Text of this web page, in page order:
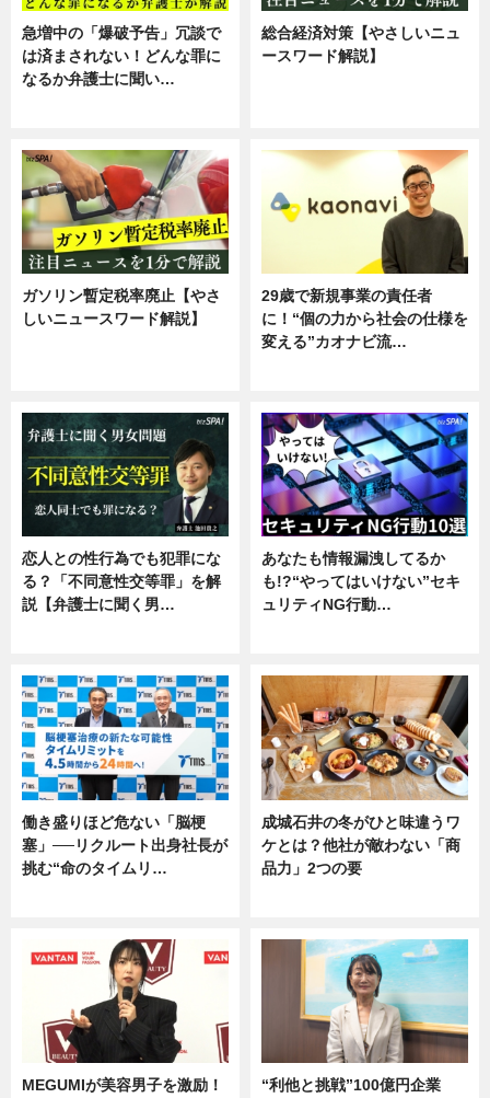
急増中の「爆破予告」冗談で
は済まされない！どんな罪に
なるか弁護士に聞い…
総合経済対策【やさしいニュ
ースワード解説】
ガソリン暫定税率廃止【やさ
しいニュースワード解説】
29歳で新規事業の責任者
に！“個の力から社会の仕様を
変える”カオナビ流…
恋人との性行為でも犯罪にな
る？「不同意性交等罪」を解
説【弁護士に聞く男…
あなたも情報漏洩してるか
も!?“やってはいけない”セキ
ュリティNG行動…
働き盛りほど危ない「脳梗
塞」──リクルート出身社長が
挑む“命のタイムリ…
成城石井の冬がひと味違うワ
ケとは？他社が敵わない「商
品力」2つの要
MEGUMIが美容男子を激励！
“利他と挑戦”100億円企業